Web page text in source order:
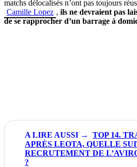
matchs délocalisés n’ont pas toujours
Camille Lopez , ils ne devraient pas
de se rapprocher d’un barrage à
TOP 14.
APRÈS LEOTA, QUELLE
RECRUTEMENT DE
?